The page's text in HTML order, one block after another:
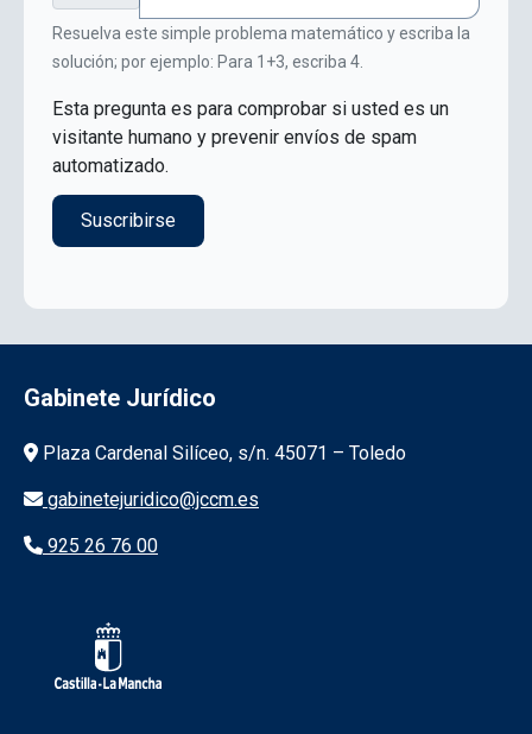
Resuelva este simple problema matemático y escriba la
solución; por ejemplo: Para 1+3, escriba 4.
Esta pregunta es para comprobar si usted es un
visitante humano y prevenir envíos de spam
automatizado.
Gabinete Jurídico
Información de la institución
Plaza Cardenal Silíceo, s/n. 45071 – Toledo
gabinetejuridico@jccm.es
925 26 76 00